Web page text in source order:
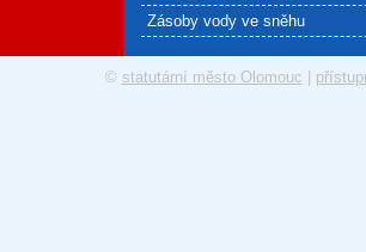
Zásoby vody ve sněhu
© statutární město Olomouc |